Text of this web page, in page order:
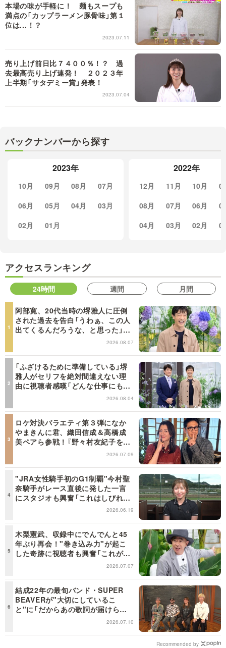
本場の味が手軽に！ 麺もスープも
満点の「カップラーメン豚骨味」第１
位は...！？
2023.07.11
売り上げ前日比７４００％！？ 過
去最高売り上げ連発！ ２０２３年
上半期「サタデミー賞」発表！
2023.07.04
バックナンバーから探す
2023年
10月 09月 08月
07月
06月
05月 04月
03月
02月
01月
2022年
12月 11月 10月
08月
07月 06月
04月
03月 02月
アクセスランキング
24時間 週間 月間
阿部寛、20代当時の堺雅人に圧倒
された過去を告白「うわぁ、この人
出てくるんだろうな、と思った」
2026.08.07
「ふざけるために準備している」堺
雅人がセリフを絶対間違えない理
由に視聴者感嘆「どんな仕事にも当
てはまる」【日曜日の初耳学】2026.08.04
ロケ対決バラエティ第３弾になか
やまきんに君、織田信成＆高橋成
美ペアら参戦！『野々村友紀子を黙
らせろ！』１２日（日）昼に放送！
2026.07.09
"JRA女性騎手初のG1制覇"今村聖
奈騎手がレース直後に発した一言
にスタジオも興奮「これはしびれ
2026.06.19
木梨憲武、収録中にでんでんと45
年ぶり再会！"巻き込み力"が起こ
した奇跡に視聴者も興奮「これがテ
レビの面白さだよね！」＜日曜日の
2026.07.07
結成22年の最旬バンド・SUPER
BEAVERが"大切にしているこ
と"に「だからあの歌詞が届けられ
るんだ」共感の声＜日曜日の初耳学
2026.07.10
Recommended by